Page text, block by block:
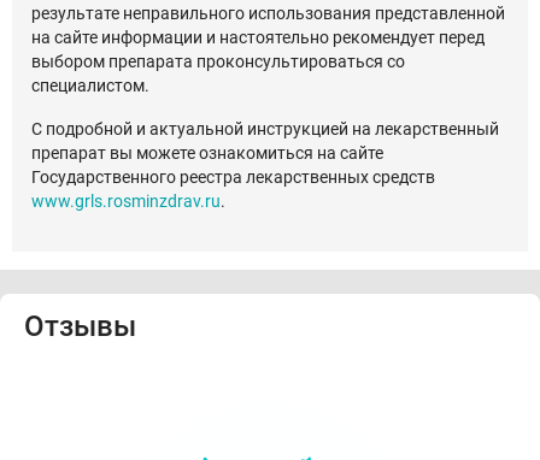
результате неправильного использования представленной
на сайте информации и настоятельно рекомендует перед
выбором препарата проконсультироваться со
специалистом.
С подробной и актуальной инструкцией на лекарственный
препарат вы можете ознакомиться на сайте
Государственного реестра лекарственных средств
www.grls.rosminzdrav.ru.
Отзывы